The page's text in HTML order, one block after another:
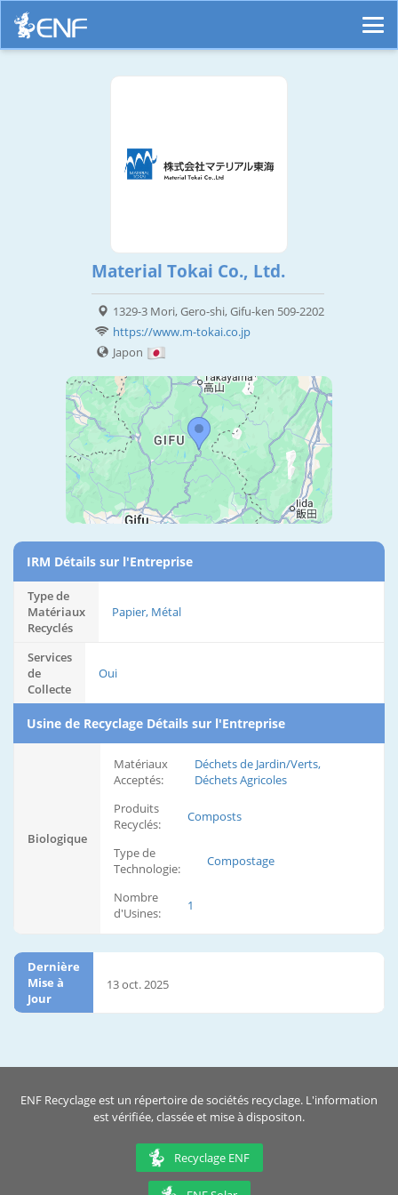
Material Tokai Co., Ltd.
1329-3 Mori, Gero-shi, Gifu-ken 509-2202
https://www.m-tokai.co.jp
Japon
IRM Détails sur l'Entreprise
Type de
Matériaux
Recyclés
Papier, Métal
Services
de
Collecte
Oui
Usine de Recyclage Détails sur l'Entreprise
Biologique
Matériaux
Acceptés:
Déchets de Jardin/Verts,
Déchets Agricoles
Produits
Recyclés:
Composts
Type de
Technologie:
Compostage
Nombre
d'Usines:
1
Dernière
Mise à
Jour
13 oct. 2025
ENF Recyclage est un répertoire de sociétés recyclage. L'information
est vérifiée, classée et mise à dispositon.
Recyclage ENF